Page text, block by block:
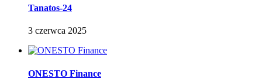
Tanatos-24
3 czerwca 2025
ONESTO Finance